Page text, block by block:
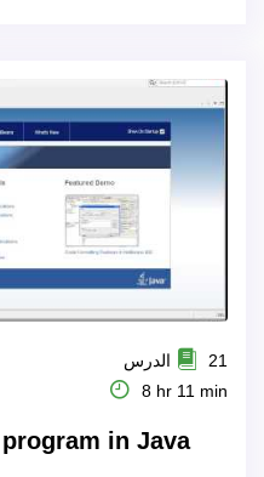
21 الدرس
8 hr 11 min
in Java